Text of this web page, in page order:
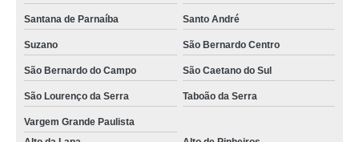
Santana de Parnaíba Santo André
Suzano São Bernardo Centro
São Bernardo do Campo São Caetano do Sul
São Lourenço da Serra Taboão da Serra
Vargem Grande Paulista